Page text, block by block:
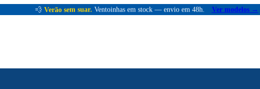
💨 Verão sem suar. Ventoinhas em stock — envio em 48h. Ver modelos →